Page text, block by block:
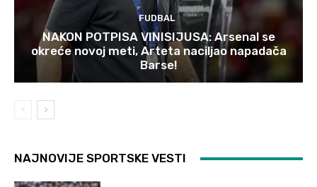
FUDBAL
NAKON POTPISA VINISIJUSA: Arsenal se
okreće novoj meti, Arteta naciljao napadača
Barse!
NAJNOVIJE SPORTSKE VESTI